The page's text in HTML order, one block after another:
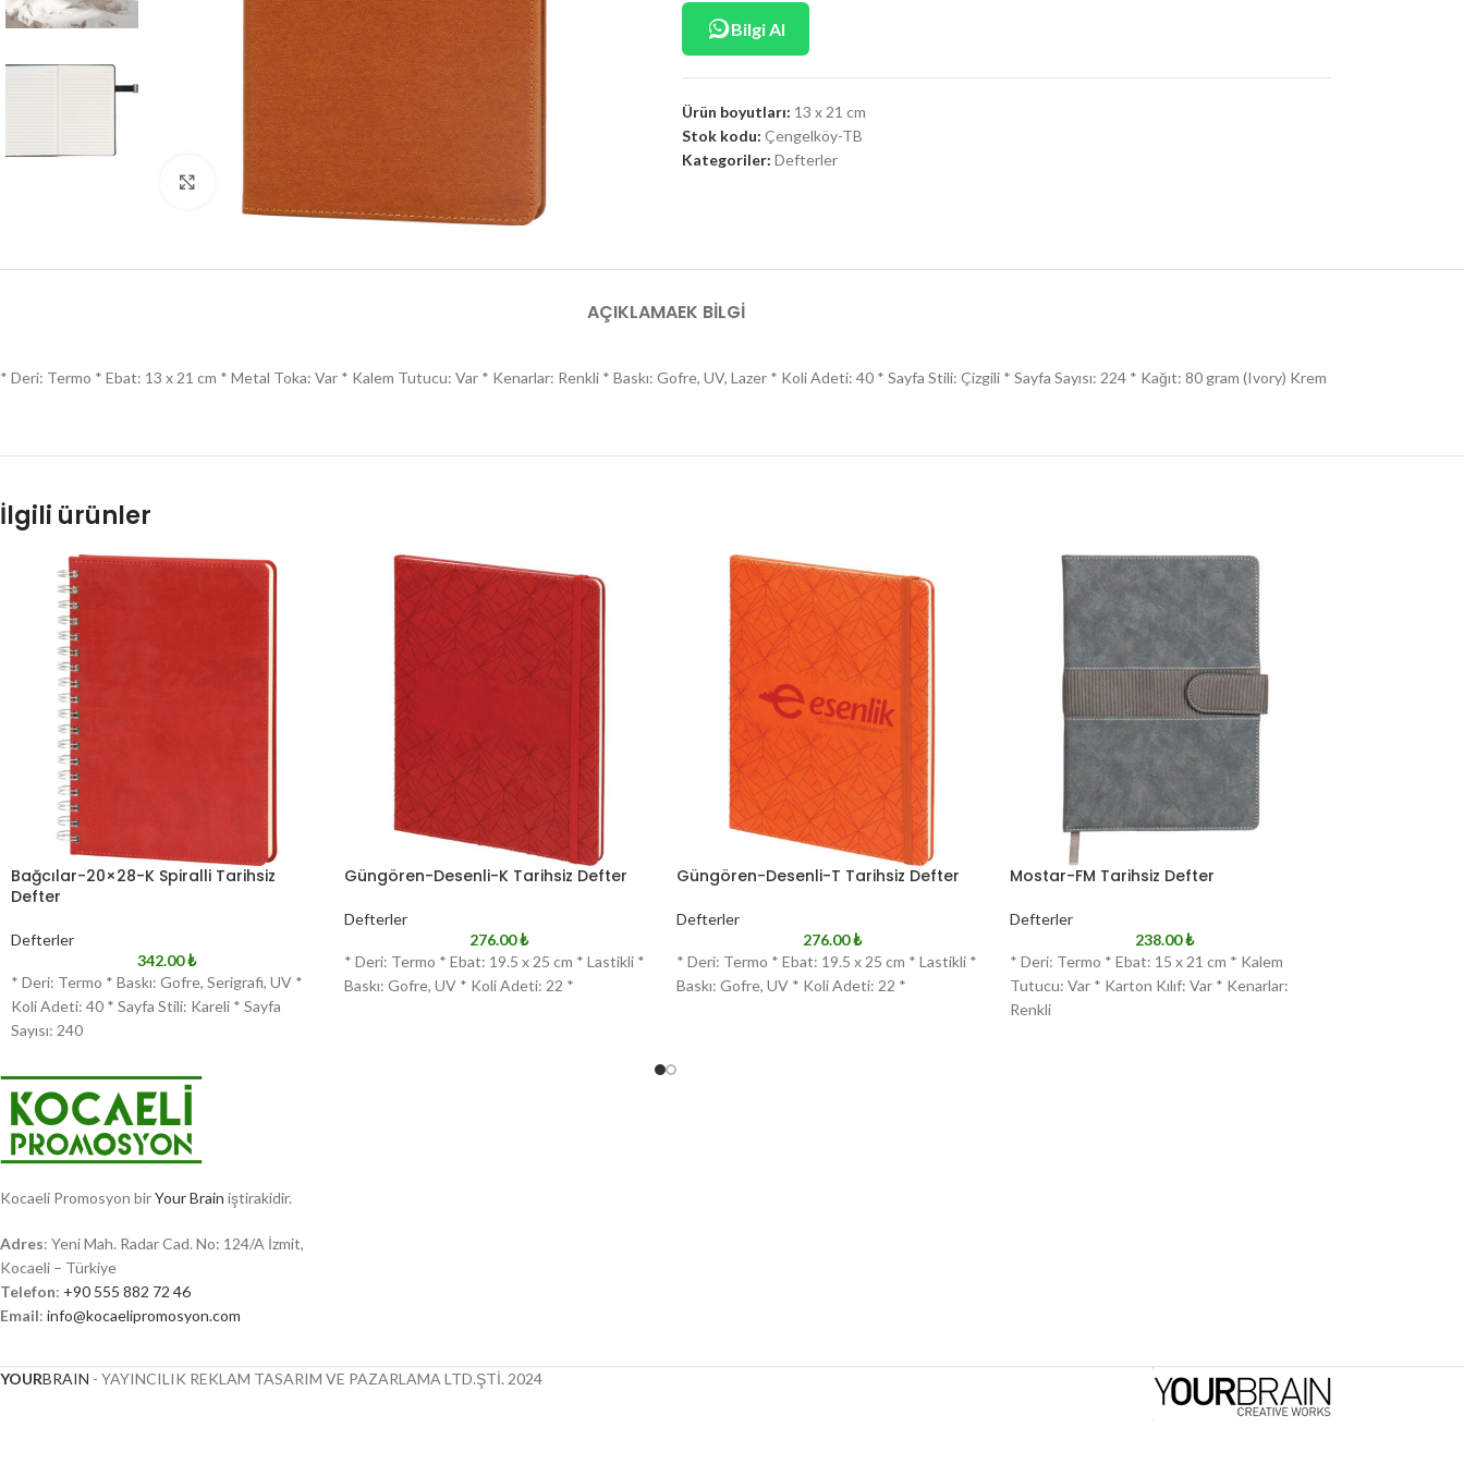
Click to enlarge
Bilgi Al
Ürün boyutları: 13 x 21 cm
Stok kodu: Çengelköy-TB
Kategoriler: Defterler
AÇIKLAMAEK BILGI
* Deri: Termo * Ebat: 13 x 21 cm * Metal Toka: Var * Kalem Tutucu: Var * Kenarlar: Renkli * Baskı: Gofre, UV, Lazer * Koli Adeti: 40 * Sayfa Stili: Çizgili * Sayfa Sayısı: 224 * Kağıt: 80 gram (Ivory) Krem
İlgili ürünler
Bağcılar-20×28-K Spiralli Tarihsiz
Defter
Defterler
342.00₺
* Deri: Termo * Baskı: Gofre, Serigrafi, UV *
Koli Adeti: 40 * Sayfa Stili: Kareli * Sayfa
Sayısı: 240
Güngören-Desenli-K Tarihsiz Defter
Defterler
276.00₺
* Deri: Termo * Ebat: 19.5 x 25 cm * Lastikli *
Baskı: Gofre, UV * Koli Adeti: 22 *
Güngören-Desenli-T Tarihsiz Defter
Defterler
276.00₺
* Deri: Termo * Ebat: 19.5 x 25 cm * Lastikli *
Baskı: Gofre, UV * Koli Adeti: 22 *
Mostar-FM Tarihsiz Defter
Defterler
238.00₺
* Deri: Termo * Ebat: 15 x 21 cm * Kalem
Tutucu: Var * Karton Kılıf: Var * Kenarlar:
Renkli
Kocaeli Promosyon birYour Brain iştirakidir.
Adres: Yeni Mah. Radar Cad. No: 124/A İzmit,
Kocaeli – Türkiye
Telefon: +90 555 882 72 46
Email: info@kocaelipromosyon.com
YOURBRAIN - YAYINCILIK REKLAM TASARIM VE PAZARLAMA LTD.ŞTİ. 2024